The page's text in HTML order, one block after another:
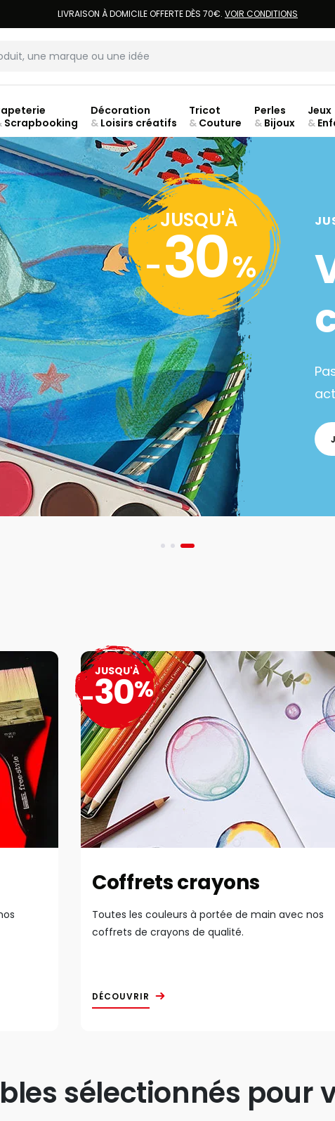
LIVRAISON À DOMICILE OFFERTE DÈS 70€. VOIR CONDITIONS
Scrapbooking
Décoration
&Loisirs créatifs
Tricot
& Couture
Perles
& Bijoux
Jeux
&
JUSQU'À
-30%
Coffrets crayons
Toutes les couleurs à portée de main avec nos
coffrets de crayons de qualité.
DÉCOUVRIR
JUSQU'À
-30%
sélectionnés pour